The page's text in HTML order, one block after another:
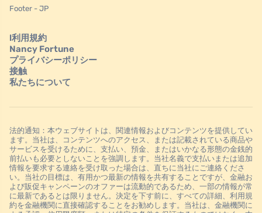
Footer - JP
l利用規約
Nancy Fortune
プライバシーポリシー
接触
私たちについて
法的通知：本ウェブサイトは、関連情報およびコンテンツを提供してい
ます。当社は、コンテンツへのアクセス、または記載されている商品や
サービスを受けるために、支払い、預金、またはいかなる形態の金銭的
前払いも必要としないことを強調します。当社名義で支払いまたは追加
情報を要求する連絡を受け取った場合は、直ちに当社にご連絡くださ
い。当社の目標は、有用かつ最新の情報を共有することですが、金融お
よび販促キャンペーンのオファーは流動的であるため、一部の情報が常
に最新であるとは限りません。決定を下す前に、すべての詳細、利用規
約を金融機関に直接確認することをお勧めします。当社は、金融機関に